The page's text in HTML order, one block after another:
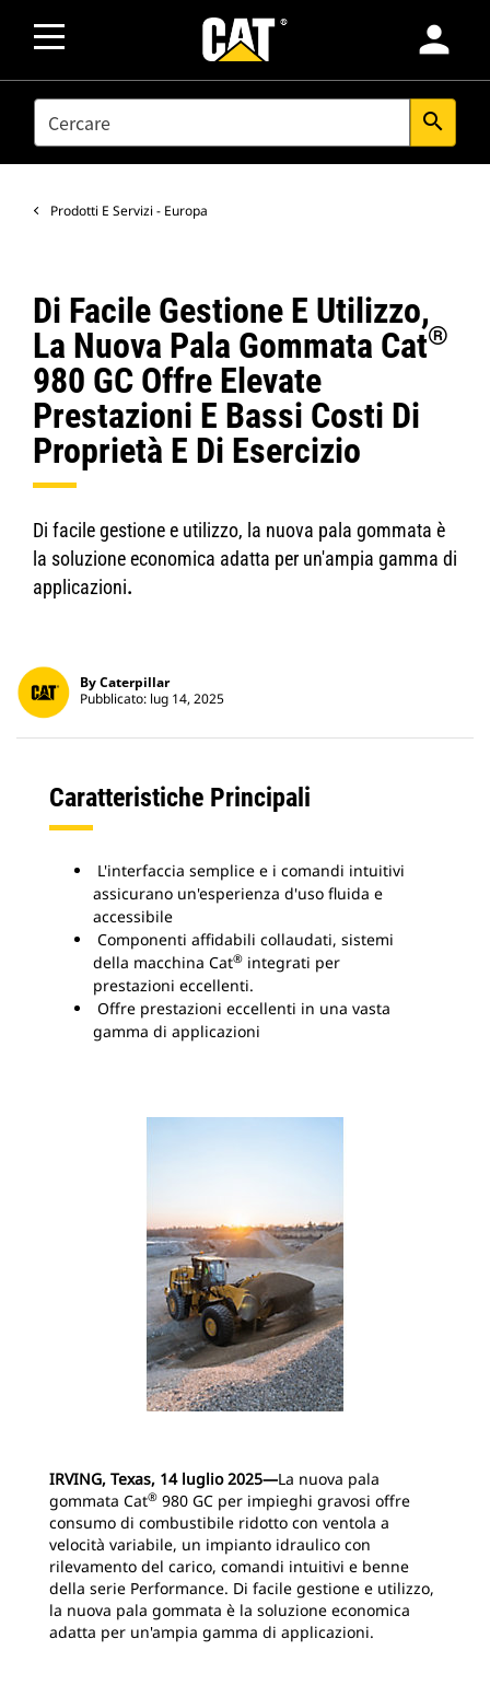
person
SEARCH search
Prodotti E Servizi - Europa
Di Facile Gestione E Utilizzo,
La Nuova Pala Gommata Cat®
980 GC Offre Elevate
Prestazioni E Bassi Costi Di
Proprietà E Di Esercizio
Di facile gestione e utilizzo, la nuova pala gommata è
la soluzione economica adatta per un'ampia gamma di
applicazioni.
By Caterpillar
Pubblicato: lug 14, 2025
Caratteristiche Principali
L'interfaccia semplice e i comandi intuitivi
assicurano un'esperienza d'uso fluida e
accessibile
Componenti affidabili collaudati, sistemi
della macchina Cat® integrati per
prestazioni eccellenti.
Offre prestazioni eccellenti in una vasta
gamma di applicazioni
IRVING, Texas, 14 luglio 2025―La nuova pala
gommata Cat® 980 GC per impieghi gravosi offre
consumo di combustibile ridotto con ventola a
velocità variabile, un impianto idraulico con
rilevamento del carico, comandi intuitivi e benne
della serie Performance. Di facile gestione e utilizzo,
la nuova pala gommata è la soluzione economica
adatta per un'ampia gamma di applicazioni.